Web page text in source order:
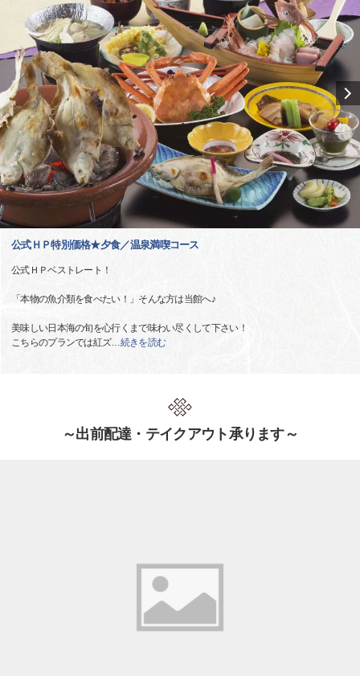
公式ＨＰ特別価格★夕食／温泉満喫コース
公式ＨＰベストレート！
「本物の魚介類を食べたい！」そんな方は当館へ♪
美味しい日本海の旬を心行くまで味わい尽くして下さい！
こちらのプランでは紅ズ…続きを読む
～出前配達・テイクアウト承ります～